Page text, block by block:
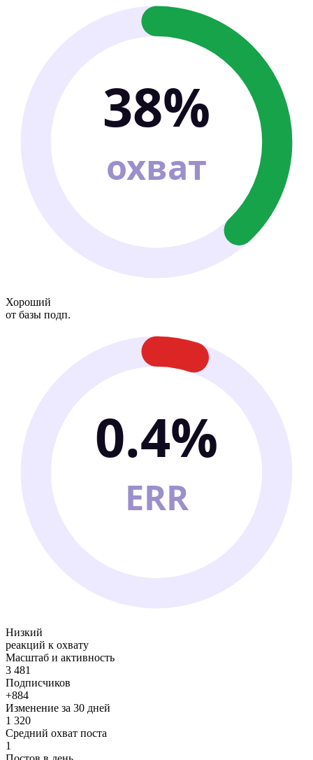
38%
охват
Хороший
от базы подп.
0.4%
ERR
Низкий
реакций к охвату
Масштаб и активность
3 481
Подписчиков
+884
Изменение за 30 дней
1 320
Средний охват поста
1